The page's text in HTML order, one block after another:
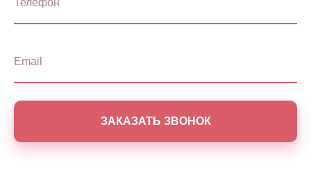
ЗАКАЗАТЬ ЗВОНОК